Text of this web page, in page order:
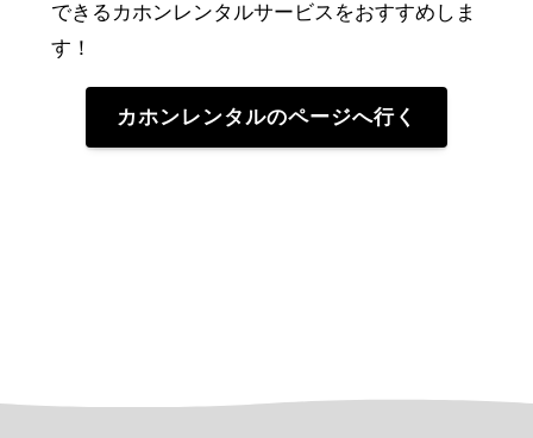
できる カホンレンタルサービスをおすすめしま
す！
カホンレンタルのページへ行く